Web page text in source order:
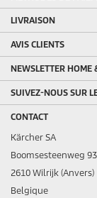
LIVRAISON
AVIS CLIENTS
NEWSLETTER HOME
SUIVEZ-NOUS SUR
CONTACT
Kärcher SA
Boomsesteenweg
2610 Wilrijk (Anvers)
Belgique